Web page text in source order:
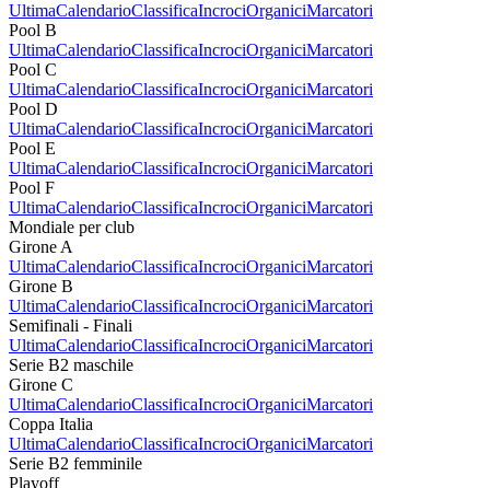
UltimaCalendarioClassificaIncrociOrganiciMarcatori
Pool B
UltimaCalendarioClassificaIncrociOrganiciMarcatori
Pool C
UltimaCalendarioClassificaIncrociOrganiciMarcatori
Pool D
UltimaCalendarioClassificaIncrociOrganiciMarcatori
Pool E
UltimaCalendarioClassificaIncrociOrganiciMarcatori
Pool F
UltimaCalendarioClassificaIncrociOrganiciMarcatori
Mondiale per club
Girone A
UltimaCalendarioClassificaIncrociOrganiciMarcatori
Girone B
UltimaCalendarioClassificaIncrociOrganiciMarcatori
Semifinali - Finali
UltimaCalendarioClassificaIncrociOrganiciMarcatori
Serie B2 maschile
Girone C
UltimaCalendarioClassificaIncrociOrganiciMarcatori
Coppa Italia
UltimaCalendarioClassificaIncrociOrganiciMarcatori
Serie B2 femminile
Playoff